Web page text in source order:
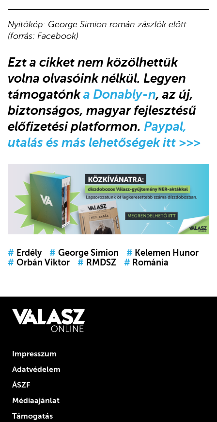
Nyitókép: George Simion román zászlók előtt
(forrás: Facebook)
Ezt a cikket nem közölhettük
volna olvasóink nélkül. Legyen
támogatónka Donably-n, az új,
biztonságos, magyar fejlesztésű
előfizetési platformon. Paypal,
utalás és más lehetőségek itt >>>
# Erdély # George Simion # Kelemen Hunor
# Orbán Viktor # RMDSZ # Románia
Impresszum
Adatvédelem
ÁSZF
Médiaajánlat
Támogatás